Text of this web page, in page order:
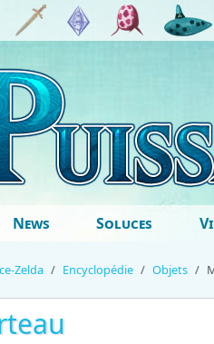
News Soluces
Zelda Encyclopédie Objets